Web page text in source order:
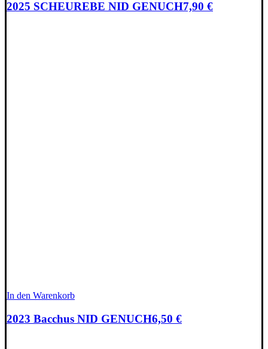
2025 SCHEUREBE NID GENUCH7,90 €
In den Warenkorb
2023 Bacchus NID GENUCH6,50 €